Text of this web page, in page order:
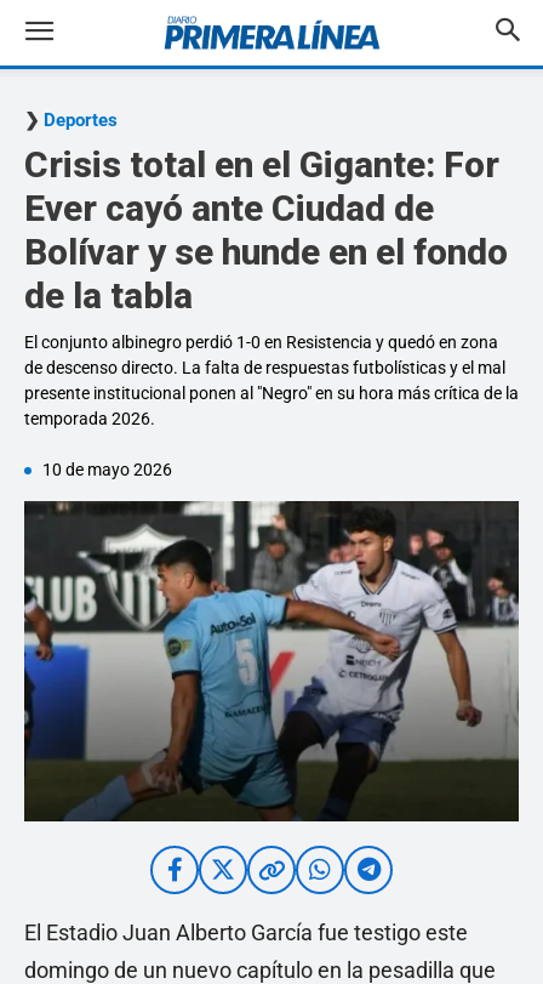
Deportes
Crisis total en el Gigante: For
Ever cayó ante Ciudad de
Bolívar y se hunde en el fondo
de la tabla
El conjunto albinegro perdió 1-0 en Resistencia y quedó en zona
de descenso directo. La falta de respuestas futbolísticas y el mal
presente institucional ponen al "Negro" en su hora más crítica de la
temporada 2026.
10 de mayo 2026
El Estadio Juan Alberto García fue testigo este
domingo de un nuevo capítulo en la pesadilla que